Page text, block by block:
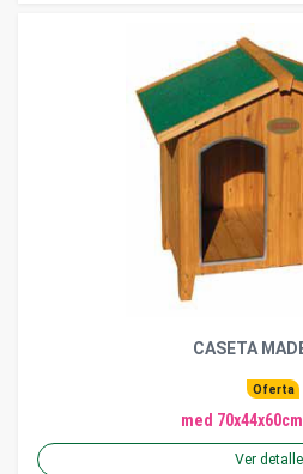
CASETA
Oferta
med
Ver